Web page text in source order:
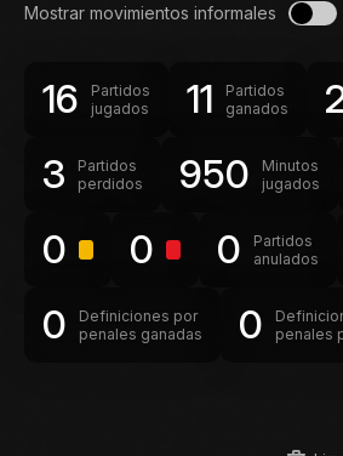
Mostrar movimientos informales
16
Partidos
jugados
11
Partidos
ganados
3
Partidos
perdidos
950
Minutos
jugados
0 0 0
Partidos
anulados
0
Definiciones por
penales ganadas
0
penales